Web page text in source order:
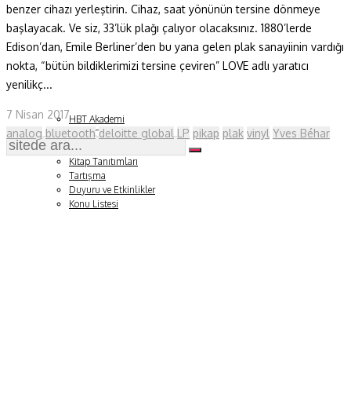
Fizik ve Uzay
Gezegenimiz
Teknoyaşam
HBT Akademi
Bilim Çocuk
Soru ve Yanıt
Kitap Tanıtımları
Tartışma
Duyuru ve Etkinlikler
Konu Listesi
benzer cihazı yerleştirin. Cihaz, saat yönünün tersine dönmeye
başlayacak. Ve siz, 33’lük plağı çalıyor olacaksınız. 1880’lerde
Edison’dan, Emile Berliner’den bu yana gelen plak sanayiinin vardığı
nokta, “bütün bildiklerimizi tersine çeviren” LOVE adlı yaratıcı
yenilikç...
7 Nisan 2017
analog bluetooth deloitte global LP pikap plak vinyl Yves Béhar